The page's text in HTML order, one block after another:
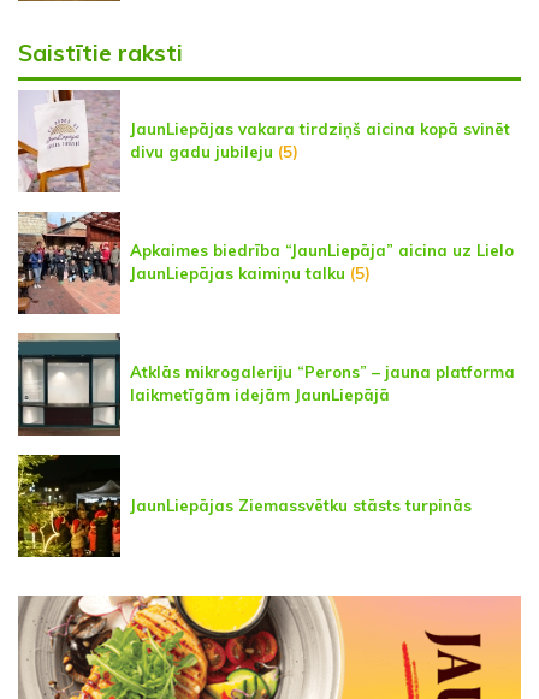
Saistītie raksti
JaunLiepājas vakara tirdziņš aicina kopā svinēt
divu gadu jubileju (5)
Apkaimes biedrība “JaunLiepāja” aicina uz Lielo
JaunLiepājas kaimiņu talku (5)
Atklās mikrogaleriju “Perons” – jauna platforma
laikmetīgām idejām JaunLiepājā
JaunLiepājas Ziemassvētku stāsts turpinās